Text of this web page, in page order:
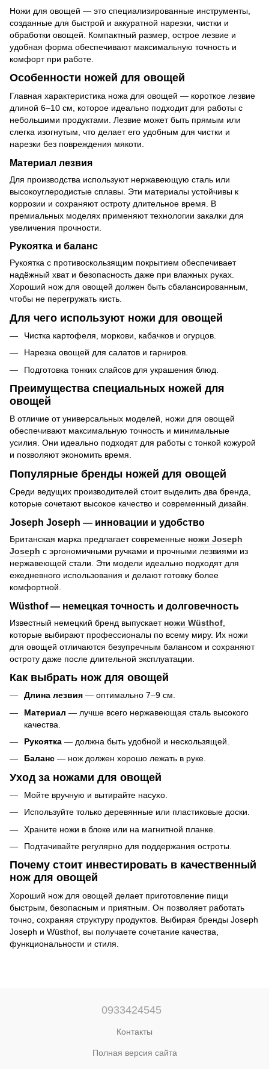
Ножи для овощей — это специализированные инструменты,
созданные для быстрой и аккуратной нарезки, чистки и
обработки овощей. Компактный размер, острое лезвие и
удобная форма обеспечивают максимальную точность и
комфорт при работе.
Особенности ножей для овощей
Главная характеристика ножа для овощей — короткое лезвие
длиной 6–10 см, которое идеально подходит для работы с
небольшими продуктами. Лезвие может быть прямым или
слегка изогнутым, что делает его удобным для чистки и
нарезки без повреждения мякоти.
Материал лезвия
Для производства используют нержавеющую сталь или
высокоуглеродистые сплавы. Эти материалы устойчивы к
коррозии и сохраняют остроту длительное время. В
премиальных моделях применяют технологии закалки для
увеличения прочности.
Рукоятка и баланс
Рукоятка с противоскользящим покрытием обеспечивает
надёжный хват и безопасность даже при влажных руках.
Хороший нож для овощей должен быть сбалансированным,
чтобы не перегружать кисть.
Для чего используют ножи для овощей
Чистка картофеля, моркови, кабачков и огурцов.
Нарезка овощей для салатов и гарниров.
Подготовка тонких слайсов для украшения блюд.
Преимущества специальных ножей для
овощей
В отличие от универсальных моделей, ножи для овощей
обеспечивают максимальную точность и минимальные
усилия. Они идеально подходят для работы с тонкой кожурой
и позволяют экономить время.
Популярные бренды ножей для овощей
Среди ведущих производителей стоит выделить два бренда,
которые сочетают высокое качество и современный дизайн.
Joseph Joseph — инновации и удобство
Британская марка предлагает современные ножи Joseph
Joseph с эргономичными ручками и прочными лезвиями из
нержавеющей стали. Эти модели идеально подходят для
ежедневного использования и делают готовку более
комфортной.
Wüsthof — немецкая точность и долговечность
Известный немецкий бренд выпускает ножи Wüsthof
которые выбирают профессионалы по всему миру. Их ножи
для овощей отличаются безупречным балансом и сохраняют
остроту даже после длительной эксплуатации.
Как выбрать нож для овощей
Длина лезвия — оптимально 7–9 см.
Материал — лучше всего нержавеющая сталь высокого
качества.
Рукоятка — должна быть удобной и нескользящей.
Баланс — нож должен хорошо лежать в руке.
Уход за ножами для овощей
Мойте вручную и вытирайте насухо.
Используйте только деревянные или пластиковые доски.
Храните ножи в блоке или на магнитной планке.
Подтачивайте регулярно для поддержания остроты.
Почему стоит инвестировать в качественный
нож для овощей
Хороший нож для овощей делает приготовление пищи
быстрым, безопасным и приятным. Он позволяет работать
точно, сохраняя структуру продуктов. Выбирая бренды Joseph
Joseph и Wüsthof, вы получаете сочетание качества,
функциональности и стиля.
0933424545
Контакты
Полная версия сайта